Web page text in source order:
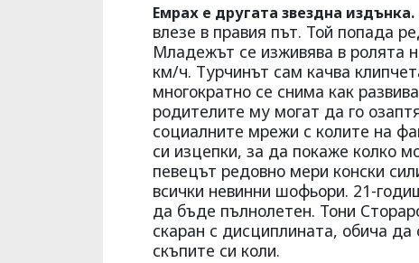
Емрах е другата звездна
влезе в правия път. Той попада
Младежът се изживява в ролята
км/ч. Турчинът сам качва
многократно се снима как
родителите му могат да го
социалните мрежи с колите на
си изцепки, за да покаже колко
певецът редовно мери конски
всички невинни шофьори. 21-
да бъде пълнолетен. Тони
скаран с дисциплината, обича
скъпите си коли.